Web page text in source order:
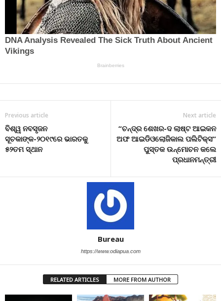
Previous article
ବିଶ୍ୱ ନବସୃଜନ
ସୂଚକାଙ୍କ-୨୦୧୯ରେ ଭାରତକୁ
୫୨ତମ ସ୍ଥାନ
Next article
“ଚନ୍ଦ୍ର ଶେଖର-ଦ ଲାଷ୍ଟ ଆଇକନ
ଅଫ ଆଇଡିଓଲୋଜିକାଲ ପଲିଟିକ୍ସ”
ପୁସ୍ତକ ଉନ୍ମୋଚନ କଲେ
ପ୍ରଧାନମନ୍ତ୍ରୀ
Bureau
https://www.odiapua.com
RELATED ARTICLES MORE FROM AUTHOR